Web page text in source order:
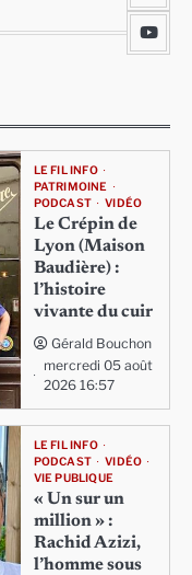
LE FIL INFO
PATRIMOINE
PODCAST
VIDÉO
Le Crépin de
Lyon (Maison
Baudière) :
l’histoire
vivante du cuir
Gérald Bouchon
mercredi 05 août
2026 16:57
LE FIL INFO
PODCAST
VIDÉO
VIE PUBLIQUE
« Un sur un
million » :
Rachid Azizi,
l’homme sous